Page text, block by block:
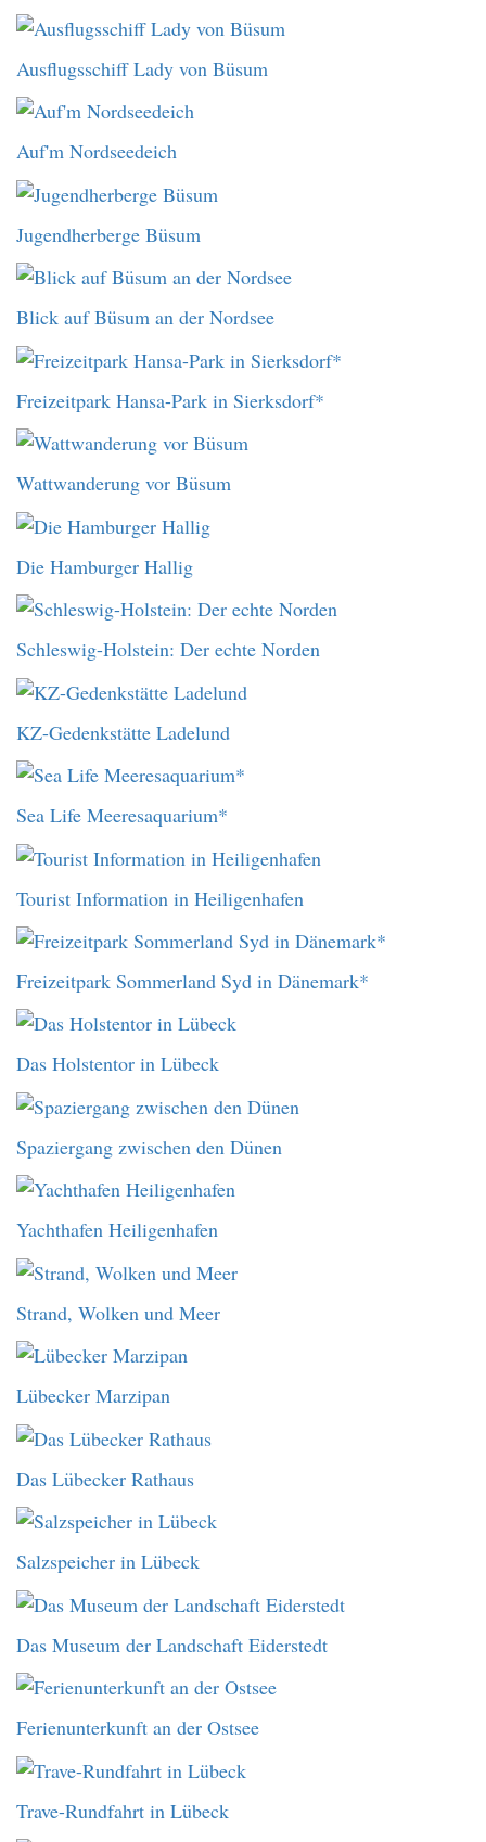
Ausflugsschiff Lady von Büsum
Auf'm Nordseedeich
Jugendherberge Büsum
Blick auf Büsum an der Nordsee
Freizeitpark Hansa-Park in Sierksdorf*
Wattwanderung vor Büsum
Die Hamburger Hallig
Schleswig-Holstein: Der echte Norden
KZ-Gedenkstätte Ladelund
Sea Life Meeresaquarium*
Tourist Information in Heiligenhafen
Freizeitpark Sommerland Syd in Dänemark*
Das Holstentor in Lübeck
Spaziergang zwischen den Dünen
Yachthafen Heiligenhafen
Strand, Wolken und Meer
Lübecker Marzipan
Das Lübecker Rathaus
Salzspeicher in Lübeck
Das Museum der Landschaft Eiderstedt
Ferienunterkunft an der Ostsee
Trave-Rundfahrt in Lübeck